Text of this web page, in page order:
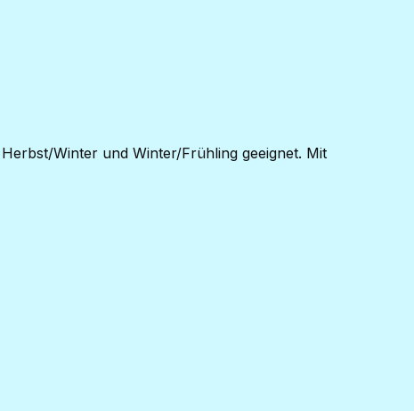
Winter und Winter/Frühling geeignet. Mit